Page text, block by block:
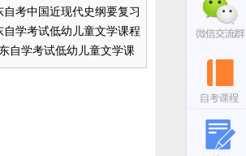
自考中国近现代史纲要复习
自学考试低幼儿童文学课程
(9)
自学考试低幼儿童文学课
料(8)